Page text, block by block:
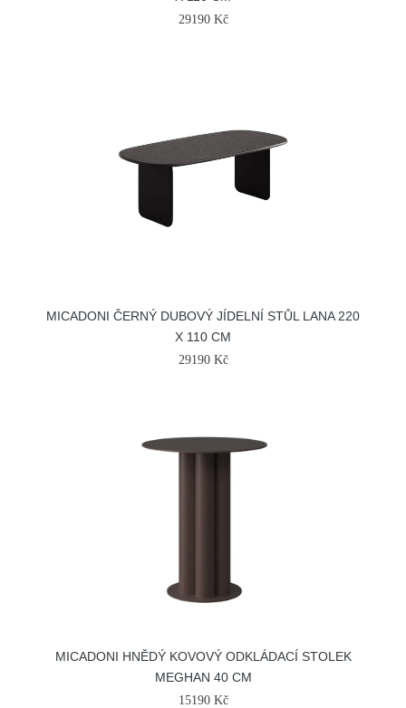
29190 Kč
MICADONI ČERNÝ DUBOVÝ JÍDELNÍ STŮL LANA 220
X 110 CM
29190 Kč
MICADONI HNĚDÝ KOVOVÝ ODKLÁDACÍ STOLEK
MEGHAN 40 CM
15190 Kč